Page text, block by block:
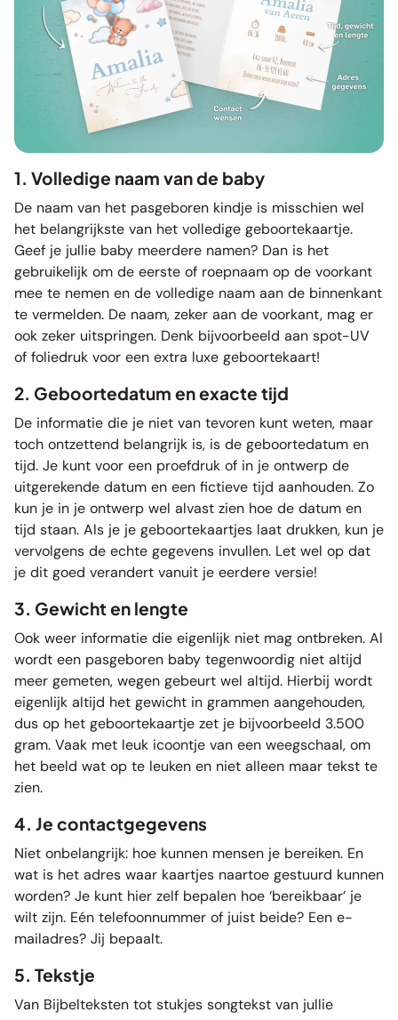
1. Volledige naam van de baby
De naam van het pasgeboren kindje is misschien wel
het belangrijkste van het volledige geboortekaartje.
Geef je jullie baby meerdere namen? Dan is het
gebruikelijk om de eerste of roepnaam op de voorkant
mee te nemen en de volledige naam aan de binnenkant
te vermelden. De naam, zeker aan de voorkant, mag er
ook zeker uitspringen. Denk bijvoorbeeld aan spot-UV
of foliedruk voor een extra luxe geboortekaart!
2. Geboortedatum en exacte tijd
De informatie die je niet van tevoren kunt weten, maar
toch ontzettend belangrijk is, is de geboortedatum en
tijd. Je kunt voor een proefdruk of in je ontwerp de
uitgerekende datum en een fictieve tijd aanhouden. Zo
kun je in je ontwerp wel alvast zien hoe de datum en
tijd staan. Als je je geboortekaartjes laat drukken, kun je
vervolgens de echte gegevens invullen. Let wel op dat
je dit goed verandert vanuit je eerdere versie!
3. Gewicht en lengte
Ook weer informatie die eigenlijk niet mag ontbreken. Al
wordt een pasgeboren baby tegenwoordig niet altijd
meer gemeten, wegen gebeurt wel altijd. Hierbij wordt
eigenlijk altijd het gewicht in grammen aangehouden,
dus op het geboortekaartje zet je bijvoorbeeld 3.500
gram. Vaak met leuk icoontje van een weegschaal, om
het beeld wat op te leuken en niet alleen maar tekst te
zien.
4. Je contactgegevens
Niet onbelangrijk: hoe kunnen mensen je bereiken. En
wat is het adres waar kaartjes naartoe gestuurd kunnen
worden? Je kunt hier zelf bepalen hoe ‘bereikbaar’ je
wilt zijn. Eén telefoonnummer of juist beide? Een e-
mailadres? Jij bepaalt.
5. Tekstje
Van Bijbelteksten tot stukjes songtekst van jullie